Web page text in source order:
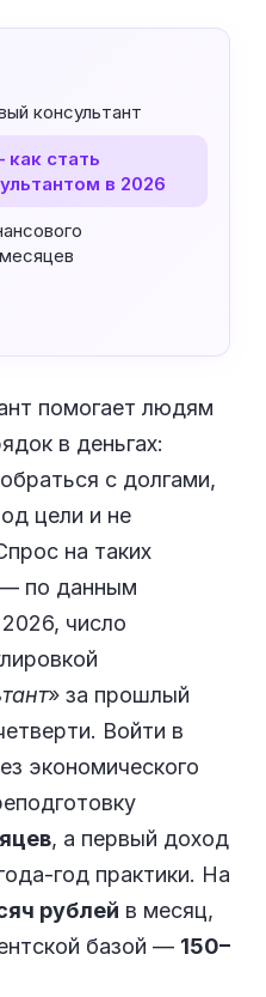
консультант
стать
в 2026
помогает людям
в деньгах:
с долгами,
цели и не
на таких
— по данным
число
» за прошлый
Войти в
экономического
, а первый доход
год практики. На
рублей в месяц,
базой — 150–